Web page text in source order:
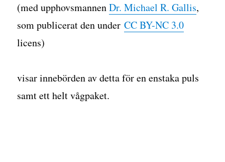
(med upphovsmannenDr. Michael R. Gallis,
som publicerat den underCC BY-NC 3.0
licens)
visar innebörden av detta för en enstaka puls
samt ett helt vågpaket.